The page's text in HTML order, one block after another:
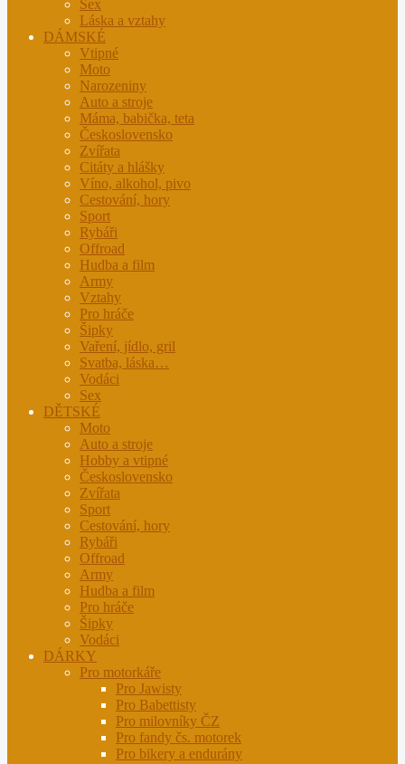
Sex
Láska a vztahy
DÁMSKÉ
Vtipné
Moto
Narozeniny
Auto a stroje
Máma, babička, teta
Československo
Zvířata
Citáty a hlášky
Víno, alkohol, pivo
Cestování, hory
Sport
Rybáři
Offroad
Hudba a film
Army
Vztahy
Pro hráče
Šipky
Vaření, jídlo, gril
Svatba, láska…
Vodáci
Sex
DĚTSKÉ
Moto
Auto a stroje
Hobby a vtipné
Československo
Zvířata
Sport
Cestování, hory
Rybáři
Offroad
Army
Hudba a film
Pro hráče
Šipky
Vodáci
DÁRKY
Pro motorkáře
Pro Jawisty
Pro Babettisty
Pro milovníky ČZ
Pro fandy čs. motorek
Pro bikery a endurány